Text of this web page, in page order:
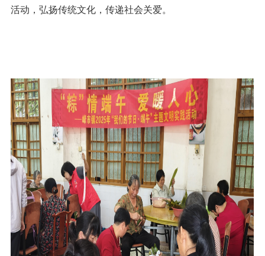
活动，弘扬传统文化，传递社会关爱。